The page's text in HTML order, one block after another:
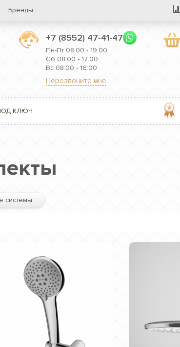
Бренды
+7 (8552) 47-41-47
Пн-Пт 08:00 - 19:00
Сб 08:00 - 17:00
Вс 08:00 - 16:00
Перезвоните мне
КЛЮЧ
системы